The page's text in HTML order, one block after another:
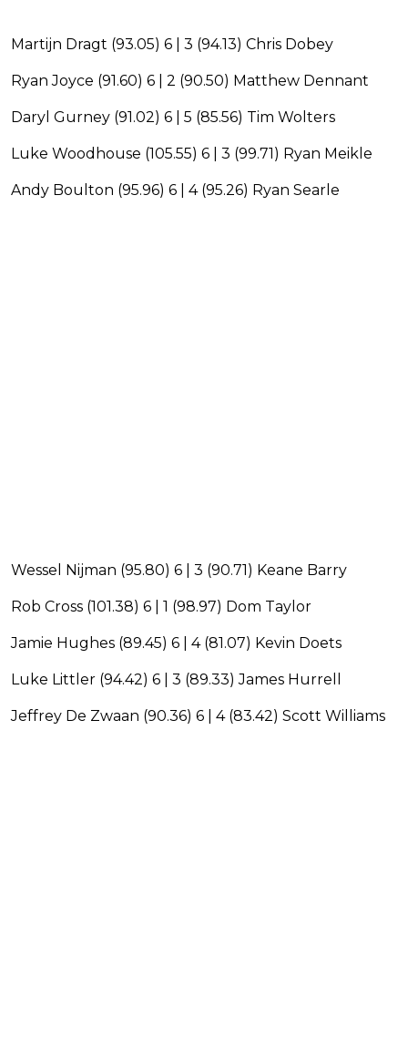
Martijn Dragt (93.05) 6 | 3 (94.13) Chris Dobey
Ryan Joyce (91.60) 6 | 2 (90.50) Matthew Dennant
Daryl Gurney (91.02) 6 | 5 (85.56) Tim Wolters
Luke Woodhouse (105.55) 6 | 3 (99.71) Ryan Meikle
Andy Boulton (95.96) 6 | 4 (95.26) Ryan Searle
Wessel Nijman (95.80) 6 | 3 (90.71) Keane Barry
Rob Cross (101.38) 6 | 1 (98.97) Dom Taylor
Jamie Hughes (89.45) 6 | 4 (81.07) Kevin Doets
Luke Littler (94.42) 6 | 3 (89.33) James Hurrell
Jeffrey De Zwaan (90.36) 6 | 4 (83.42) Scott Williams